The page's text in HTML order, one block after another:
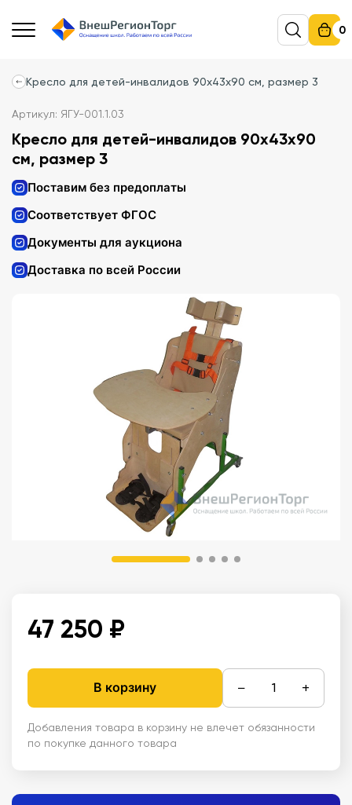
0
Кресло для детей-инвалидов 90х43х90 см, размер 3
Артикул: ЯГУ-001.1.03
Кресло для детей-инвалидов 90х43х90
см, размер 3
Поставим без предоплаты
Соответствует ФГОС
Документы для аукциона
Доставка по всей России
47 250 ₽
В корзину − +
Добавления товара в корзину не влечет обязанности
по покупке данного товара